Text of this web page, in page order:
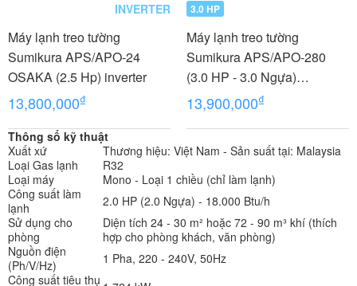
INVERTER
Máy lạnh treo tường
Sumikura APS/APO-24
OSAKA (2.5 Hp) inverter
13,800,000₫
3.0 HP
Máy lạnh treo tường
Sumikura APS/APO-280
(3.0 HP - 3.0 Ngựa)
MORANDI
13,900,000₫
Thông số kỹ thuật
Xuất xứ
Thương hiệu: Việt Nam - Sản suất tại: Malaysia
Loại Gas lạnh
R32
Loại máy
Mono - Loại 1 chiều (chỉ làm lạnh)
Công suất làm
lạnh
2.0 HP (2.0 Ngựa) - 18.000 Btu/h
Sử dụng cho
phòng
Diện tích 24 - 30 m² hoặc 72 - 90 m³ khí (thích
hợp cho phòng khách, văn phòng)
Nguồn điện
(Ph/V/Hz)
1 Pha, 220 - 240V, 50Hz
Công suất tiêu thụ